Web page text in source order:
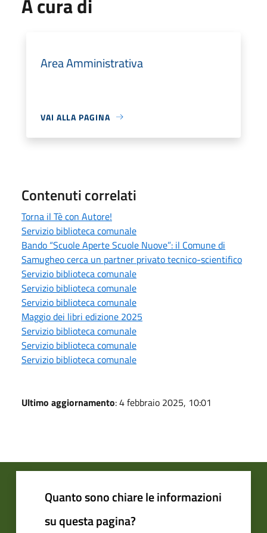
A cura di
Area Amministrativa
VAI ALLA PAGINA
Contenuti correlati
Torna il Tè con Autore!
Servizio biblioteca comunale
Bando “Scuole Aperte Scuole Nuove”: il Comune di
Samugheo cerca un partner privato tecnico-scientifico
Servizio biblioteca comunale
Servizio biblioteca comunale
Servizio biblioteca comunale
Maggio dei libri edizione 2025
Servizio biblioteca comunale
Servizio biblioteca comunale
Servizio biblioteca comunale
Ultimo aggiornamento: 4 febbraio 2025, 10:01
Quanto sono chiare le informazioni
su questa pagina?